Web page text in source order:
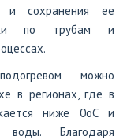
и сохранения ее
по трубам и
можно
в регионах, где в
ниже 0оС и
воды. Благодаря